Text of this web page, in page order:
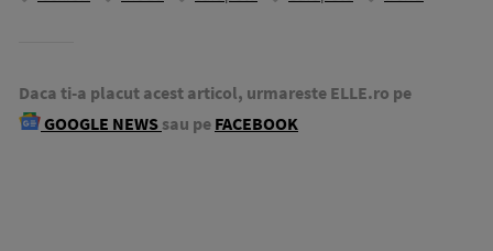
Daca ti-a placut acest articol, urmareste ELLE.ro pe
GOOGLE NEWS sau pe FACEBOOK